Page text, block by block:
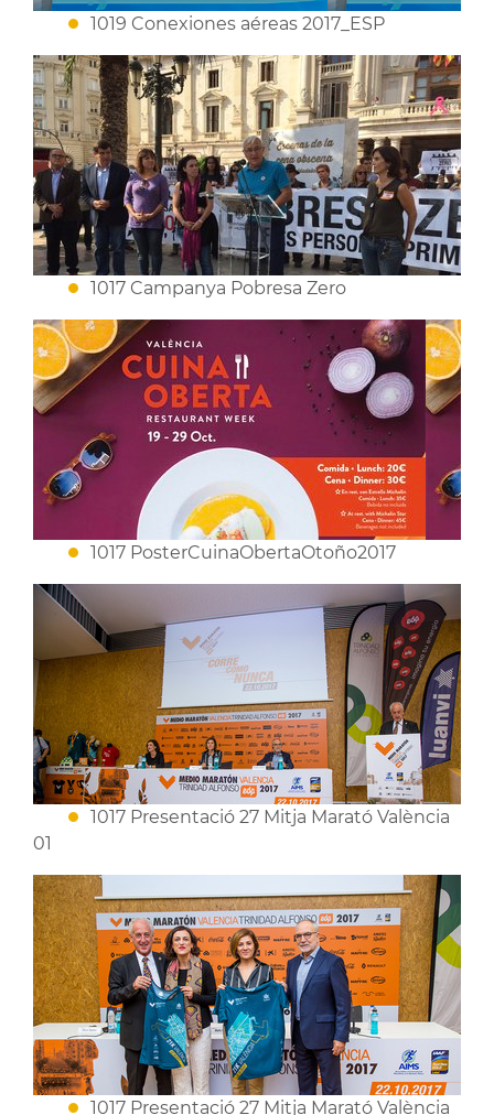
1019 Conexiones aéreas 2017_ESP
1017 Campanya Pobresa Zero
1017 PosterCuinaObertaOtoño2017
1017 Presentació 27 Mitja Marató València
01
1017 Presentació 27 Mitja Marató València